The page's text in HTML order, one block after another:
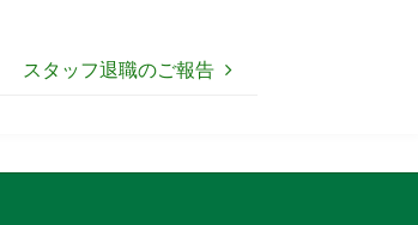
スタッフ退職のご報告